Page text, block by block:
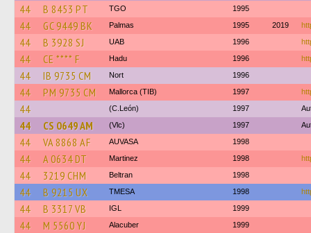
44 B 8453 PT TGO 1995
44 GC 9449 BK Palmas 1995 2019
44 B 3928 SJ UAB 1996
44 CE **** F Hadu 1996
44 IB 9735 CM Nort 1996
44 PM 9735 CM Mallorca (TIB) 1997
44 (C.León) 1997
44 CS 0649 AM (Vlc) 1997
44 VA 8868 AF AUVASA 1998
44 A 0634 DT Martinez 1998
44 3219 CHM Beltran 1998
44 B 9215 UX TMESA 1998
44 B 3317 VB IGL 1999
44 M 5560 YJ Alacuber 1999